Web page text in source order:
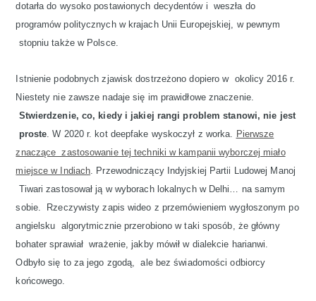
dotarła do wysoko postawionych decydentów i weszła do
programów politycznych w krajach Unii Europejskiej, w pewnym
stopniu także w Polsce.
Istnienie podobnych zjawisk dostrzeżono dopiero w okolicy 2016 r.
Niestety nie zawsze nadaje się im prawidłowe znaczenie.
Stwierdzenie, co, kiedy i jakiej rangi problem stanowi, nie jest
proste. W 2020 r. kot deepfake wyskoczył z worka. Pierwsze
znaczące zastosowanie tej techniki w kampanii wyborczej miało
miejsce w Indiach. Przewodniczący Indyjskiej Partii Ludowej Manoj
Tiwari zastosował ją w wyborach lokalnych w Delhi… na samym
sobie. Rzeczywisty zapis wideo z przemówieniem wygłoszonym po
angielsku algorytmicznie przerobiono w taki sposób, że główny
bohater sprawiał wrażenie, jakby mówił w dialekcie harianwi.
Odbyło się to za jego zgodą, ale bez świadomości odbiorcy
końcowego.